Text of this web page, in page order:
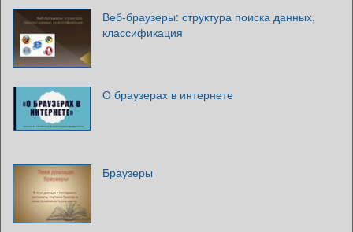
Веб-браузеры: структура поиска данных,
классификация
О браузерах в интернете
Браузеры